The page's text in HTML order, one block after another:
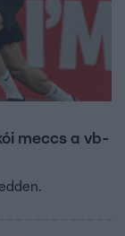
meccs a vb-